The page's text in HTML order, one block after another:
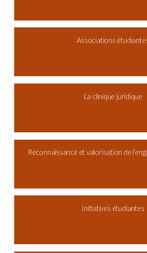
Associations
La clinique juridique
Reconnaissance et valorisation de
Initiatives étudiantes